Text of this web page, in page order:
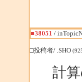
■38051 /
□投稿者/ .SHO
計